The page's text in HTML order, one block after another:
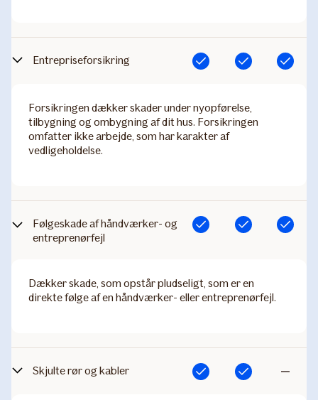
Entrepriseforsikring Inkluderet Inkluderet Inkluderet
Forsikringen dækker skader under nyopførelse,
tilbygning og ombygning af dit hus. Forsikringen
omfatter ikke arbejde, som har karakter af
vedligeholdelse.
Følgeskade af håndværker- og
entreprenørfejl
Inkluderet Inkluderet Inkluderet
Dækker skade, som opstår pludseligt, som er en
direkte følge af en håndværker- eller entreprenørfejl.
Skjulte rør og kabler Inkluderet
Inkluderet